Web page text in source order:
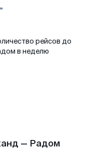
рейсов до
в неделю
— Радом